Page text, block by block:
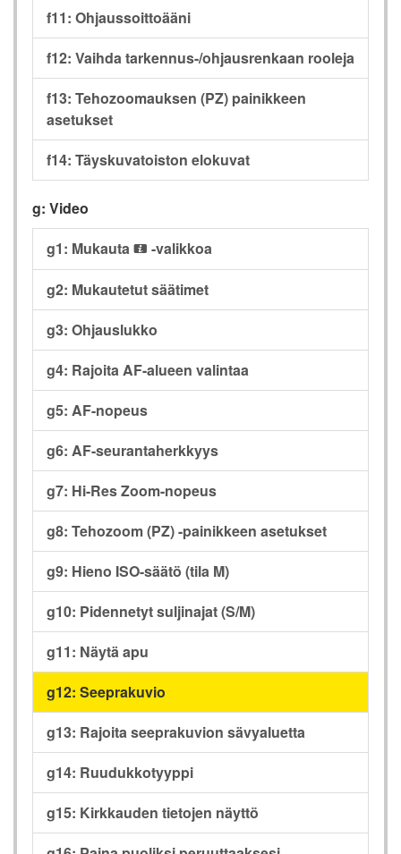
f11: Ohjaussoittoääni
f12: Vaihda tarkennus-/ohjausrenkaan rooleja
f13: Tehozoomauksen (PZ) painikkeen
asetukset
f14: Täyskuvatoiston elokuvat
g: Video
g1: Mukauta i -valikkoa
g2: Mukautetut säätimet
g3: Ohjauslukko
g4: Rajoita AF-alueen valintaa
g5: AF-nopeus
g6: AF-seurantaherkkyys
g7: Hi-Res Zoom-nopeus
g8: Tehozoom (PZ) -painikkeen asetukset
g9: Hieno ISO-säätö (tila M)
g10: Pidennetyt suljinajat (S/M)
g11: Näytä apu
g12: Seeprakuvio
g13: Rajoita seeprakuvion sävyaluetta
g14: Ruudukkotyyppi
g15: Kirkkauden tietojen näyttö